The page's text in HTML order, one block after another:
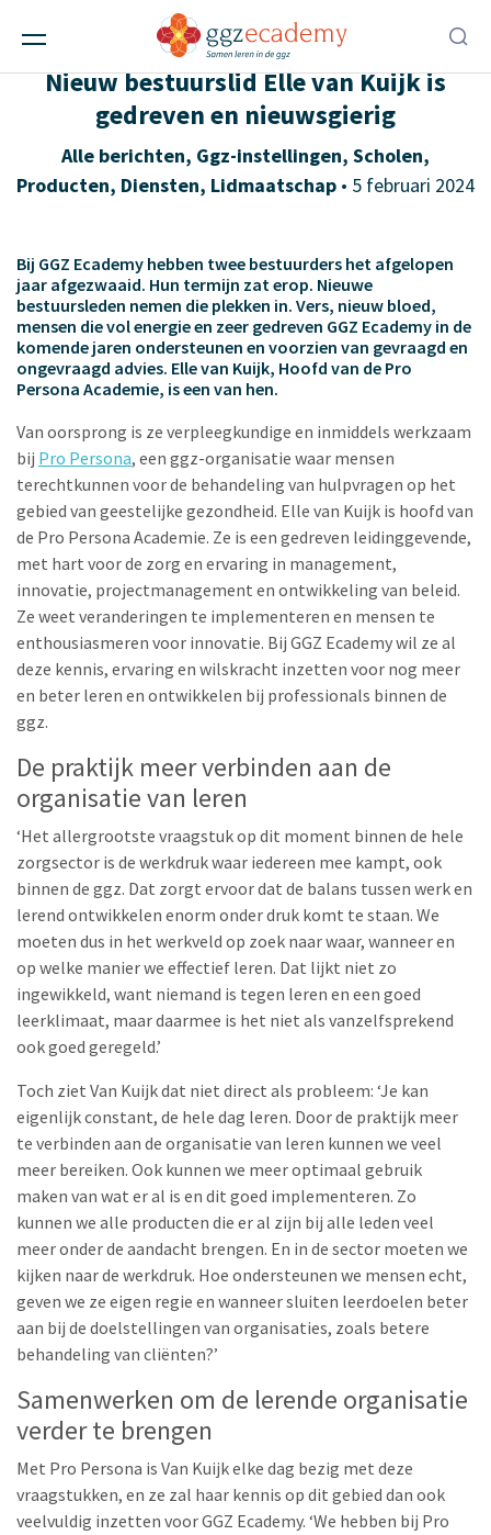
‘Niemand is tegen een goed
leerklimaat’
Nieuw bestuurslid Elle van Kuijk is
gedreven en nieuwsgierig
Alle berichten, Ggz-instellingen, Scholen,
Producten, Diensten, Lidmaatschap • 5 februari 2024
Bij GGZ Ecademy hebben twee bestuurders het afgelopen
jaar afgezwaaid. Hun termijn zat erop. Nieuwe
bestuursleden nemen die plekken in. Vers, nieuw bloed,
mensen die vol energie en zeer gedreven GGZ Ecademy in de
komende jaren ondersteunen en voorzien van gevraagd en
ongevraagd advies. Elle van Kuijk, Hoofd van de Pro
Persona Academie, is een van hen.
Van oorsprong is ze verpleegkundige en inmiddels werkzaam
bij Pro Persona, een ggz-organisatie waar mensen
terechtkunnen voor de behandeling van hulpvragen op het
gebied van geestelijke gezondheid. Elle van Kuijk is hoofd van
de Pro Persona Academie. Ze is een gedreven leidinggevende,
met hart voor de zorg en ervaring in management,
innovatie, projectmanagement en ontwikkeling van beleid.
Ze weet veranderingen te implementeren en mensen te
enthousiasmeren voor innovatie. Bij GGZ Ecademy wil ze al
deze kennis, ervaring en wilskracht inzetten voor nog meer
en beter leren en ontwikkelen bij professionals binnen de
ggz.
De praktijk meer verbinden aan de
organisatie van leren
‘Het allergrootste vraagstuk op dit moment binnen de hele
zorgsector is de werkdruk waar iedereen mee kampt, ook
binnen de ggz. Dat zorgt ervoor dat de balans tussen werk en
lerend ontwikkelen enorm onder druk komt te staan. We
moeten dus in het werkveld op zoek naar waar, wanneer en
op welke manier we effectief leren. Dat lijkt niet zo
ingewikkeld, want niemand is tegen leren en een goed
leerklimaat, maar daarmee is het niet als vanzelfsprekend
ook goed geregeld.’
Toch ziet Van Kuijk dat niet direct als probleem: ‘Je kan
eigenlijk constant, de hele dag leren. Door de praktijk meer
te verbinden aan de organisatie van leren kunnen we veel
meer bereiken. Ook kunnen we meer optimaal gebruik
maken van wat er al is en dit goed implementeren. Zo
kunnen we alle producten die er al zijn bij alle leden veel
meer onder de aandacht brengen. En in de sector moeten we
kijken naar de werkdruk. Hoe ondersteunen we mensen echt,
geven we ze eigen regie en wanneer sluiten leerdoelen beter
aan bij de doelstellingen van organisaties, zoals betere
behandeling van cliënten?’
Samenwerken om de lerende organisatie
verder te brengen
Met Pro Persona is Van Kuijk elke dag bezig met deze
vraagstukken, en ze zal haar kennis op dit gebied dan ook
veelvuldig inzetten voor GGZ Ecademy. ‘We hebben bij Pro